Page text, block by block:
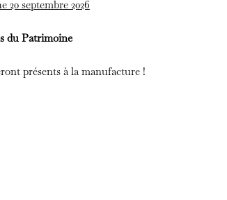
20 septembre 2026
du Patrimoine
présents à la manufacture !